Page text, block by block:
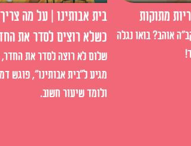
מתוקות
אוהב? בואו נגלה
בית אבותינו | על מה
כשלא רוצים לסדר את
שלום לא רוצה לסדר את החדר,
מגיע ל״בית אבותינו״, פוגש
ולומד שיעור חשוב.